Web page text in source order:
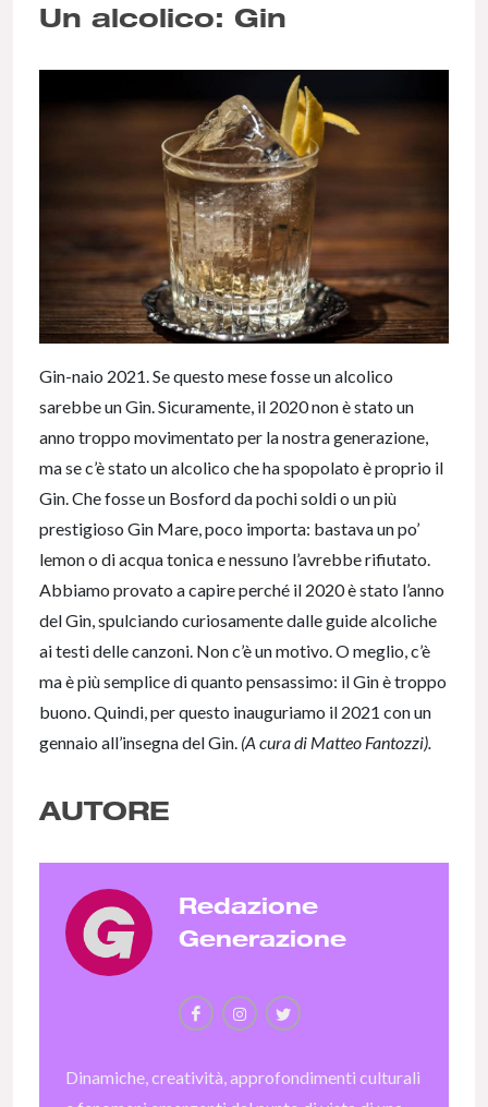
Un alcolico: Gin
Gin-naio 2021. Se questo mese fosse un alcolico
sarebbe un Gin. Sicuramente, il 2020 non è stato un
anno troppo movimentato per la nostra generazione,
ma se c’è stato un alcolico che ha spopolato è proprio il
Gin. Che fosse un Bosford da pochi soldi o un più
prestigioso Gin Mare, poco importa: bastava un po’
lemon o di acqua tonica e nessuno l’avrebbe rifiutato.
Abbiamo provato a capire perché il 2020 è stato l’anno
del Gin, spulciando curiosamente dalle guide alcoliche
ai testi delle canzoni. Non c’è un motivo. O meglio, c’è
ma è più semplice di quanto pensassimo: il Gin è troppo
buono. Quindi, per questo inauguriamo il 2021 con un
gennaio all’insegna del Gin. (A cura di Matteo Fantozzi).
AUTORE
Redazione
Generazione
Dinamiche, creatività, approfondimenti culturali